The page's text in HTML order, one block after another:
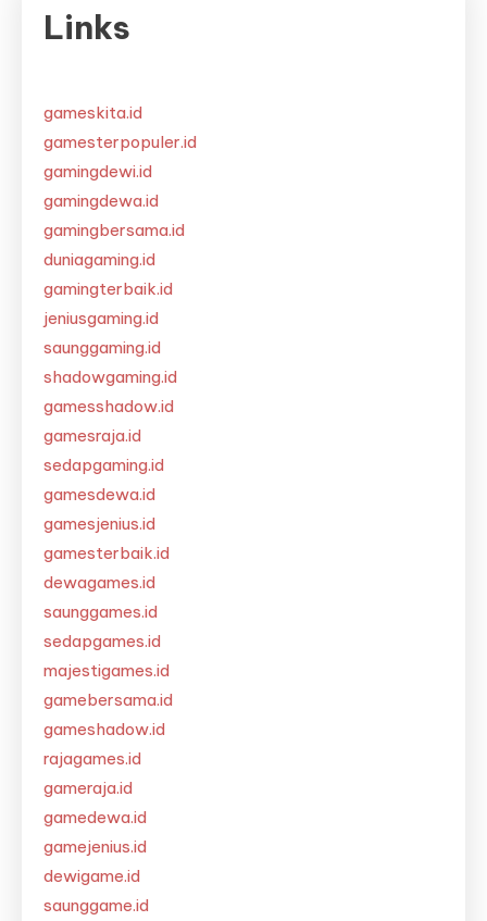
Links
gameskita.id
gamesterpopuler.id
gamingdewi.id
gamingdewa.id
gamingbersama.id
duniagaming.id
gamingterbaik.id
jeniusgaming.id
saunggaming.id
shadowgaming.id
gamesshadow.id
gamesraja.id
sedapgaming.id
gamesdewa.id
gamesjenius.id
gamesterbaik.id
dewagames.id
saunggames.id
sedapgames.id
majestigames.id
gamebersama.id
gameshadow.id
rajagames.id
gameraja.id
gamedewa.id
gamejenius.id
dewigame.id
saunggame.id